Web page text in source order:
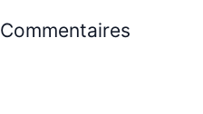
Commentaires